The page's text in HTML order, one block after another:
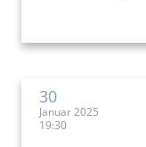
30
Januar 2025
19:30